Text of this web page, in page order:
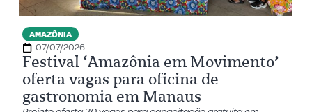
AMAZÔNIA
07/07/2026
Festival ‘Amazônia em Movimento’
oferta vagas para oficina de
gastronomia em Manaus